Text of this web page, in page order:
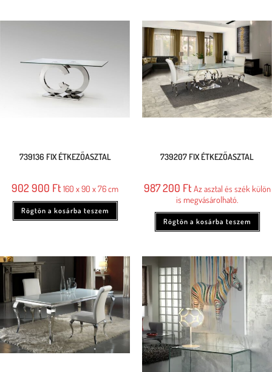
739136 FIX ÉTKEZŐASZTAL
902 900 Ft 160 x 90 x 76 cm
Rögtön a kosárba teszem
739207 FIX ÉTKEZŐASZTAL
987 200 Ft Az asztal és szék külön
is megvásárolható.
Rögtön a kosárba teszem